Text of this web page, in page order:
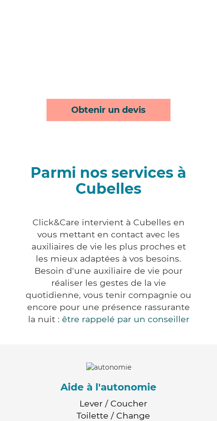
Obtenir un devis
Parmi nos services à
Cubelles
Click&Care intervient à Cubelles en
vous mettant en contact avec les
auxiliaires de vie les plus proches et
les mieux adaptées à vos besoins.
Besoin d'une auxiliaire de vie pour
réaliser les gestes de la vie
quotidienne, vous tenir compagnie ou
encore pour une présence rassurante
la nuit : être rappelé par un conseiller
Aide à l'autonomie
Lever / Coucher
Toilette / Change